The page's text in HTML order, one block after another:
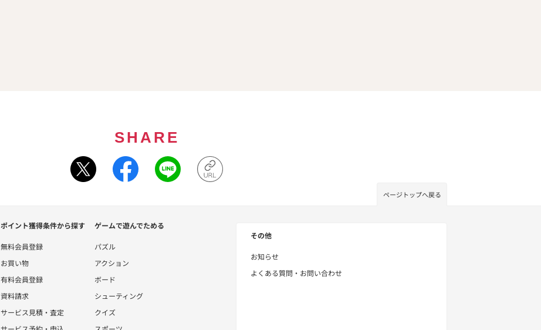
SHARE
ページトップへ戻る
ポイント獲得条件から探す
無料会員登録
お買い物
有料会員登録
資料請求
サービス見積・査定
ゲームで遊んでためる
パズル
アクション
ボード
シューティング
クイズ
その他
お知らせ
よくある質問・お問い合わせ